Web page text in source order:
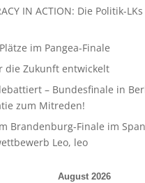
IN ACTION: Die Politik-
im Pangea-Finale
die Zukunft entwickelt
– Bundesfinale in
zum Mitreden!
Brandenburg-Finale im
Leo, leo
August 2026